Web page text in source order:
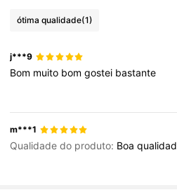
ótima qualidade(1)
j***9
Bom muito bomgostei bastante
m***1
Qualidade do produto: Boa